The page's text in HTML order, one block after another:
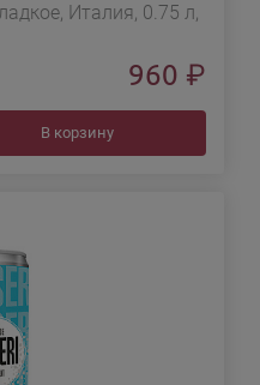
Италия, 0.75 л,
960 ₽
В корзину